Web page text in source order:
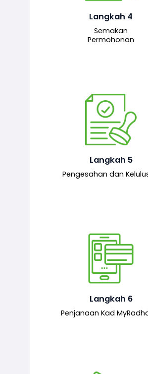
Langkah 4
Semakan
Permohonan
kepada pegawai pelulus
tindakan seterusnya.
Langkah 5
Pengesahan dan
Pegawai pelulus menilai
dan memberi pengesahan
kelulusan akhir sekiranya
mematuhi syarat
Langkah 6
Penjanaan Kad
Setelah permohonan
MyRadha’ah akan